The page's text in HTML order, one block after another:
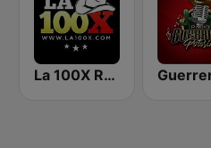
La 100X Radio